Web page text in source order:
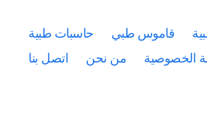
قاموس طبي
حاسبات طبية
الخصوصية
من نحن اتصل بنا